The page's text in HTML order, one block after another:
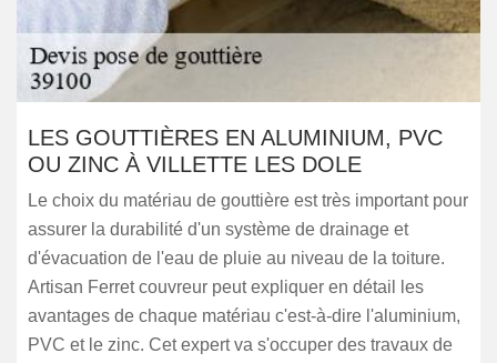
LES GOUTTIÈRES EN ALUMINIUM, PVC
OU ZINC À VILLETTE LES DOLE
Le choix du matériau de gouttière est très important pour
assurer la durabilité d'un système de drainage et
d'évacuation de l'eau de pluie au niveau de la toiture.
Artisan Ferret couvreur peut expliquer en détail les
avantages de chaque matériau c'est-à-dire l'aluminium,
PVC et le zinc. Cet expert va s'occuper des travaux de